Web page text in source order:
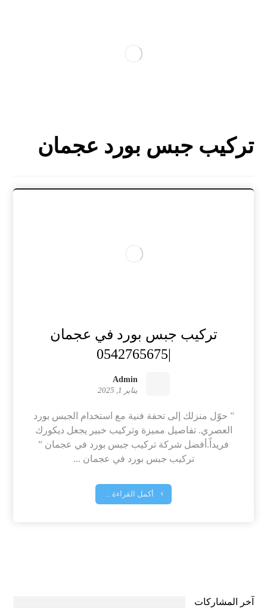
تركيب جبس بورد عجمان
تركيب جبس بورد في عجمان
Admin
يناير 1, 2025
” حوّل منزلك إلى تحفة فنية مع استخدام الجبس بورد
العصري. تفاصيل مميزة وتركيب خبير يجعل ديكورك
فريداً.أفضل شركة تركيب جبس بورد في عجمان ”
تركيب جبس بورد في عجمان ...
أكمل القراءة ...
آخر المشاركات